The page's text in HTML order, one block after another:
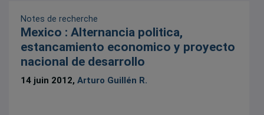
Notes de recherche
Mexico : Alternancia politica,
estancamiento economico y proyecto
nacional de desarrollo
14 juin 2012,Arturo Guillén R.